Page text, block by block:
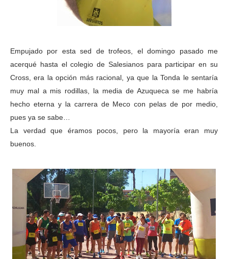
Empujado por esta sed de trofeos, el domingo pasado me
acerqué hasta el colegio de Salesianos para participar en su
Cross, era la opción más racional, ya que la Tonda le sentaría
muy mal a mis rodillas, la media de Azuqueca se me habría
hecho eterna y la carrera de Meco con pelas de por medio,
pues ya se sabe…
La verdad que éramos pocos, pero la mayoría eran muy
buenos.